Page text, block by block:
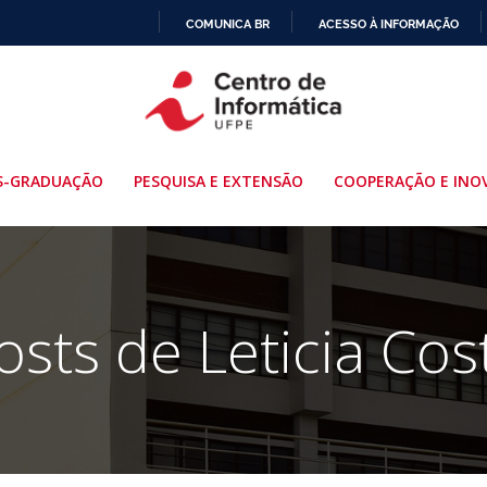
PARA
O
COMUNICA BR ACESSO À INFORMAÇÃO
GRADUAÇÃO PESQUISA E EXTENSÃO COOPERAÇÃO E
deLeticia